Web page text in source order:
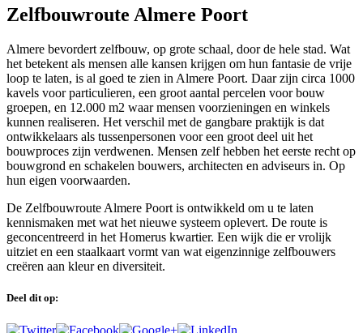
Zelfbouwroute Almere Poort
Almere bevordert zelfbouw, op grote schaal, door de hele stad. Wat
het betekent als mensen alle kansen krijgen om hun fantasie de vrije
loop te laten, is al goed te zien in Almere Poort. Daar zijn circa 1000
kavels voor particulieren, een groot aantal percelen voor bouw
groepen, en 12.000 m2 waar mensen voorzieningen en winkels
kunnen realiseren. Het verschil met de gangbare praktijk is dat
ontwikkelaars als tussenpersonen voor een groot deel uit het
bouwproces zijn verdwenen. Mensen zelf hebben het eerste recht op
bouwgrond en schakelen bouwers, architecten en adviseurs in. Op
hun eigen voorwaarden.
De Zelfbouwroute Almere Poort is ontwikkeld om u te laten
kennismaken met wat het nieuwe systeem oplevert. De route is
geconcentreerd in het Homerus kwartier. Een wijk die er vrolijk
uitziet en een staalkaart vormt van wat eigenzinnige zelfbouwers
creëren aan kleur en diversiteit.
Deel dit op: